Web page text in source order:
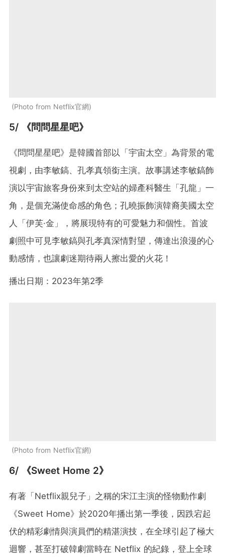
Photo from Netflix官網
5/ 《問問星星吧》
《問問星星吧》是韓國首部以「宇宙太空」為背景的電
視劇，由李敏鎬、孔孝真領銜主演。故事講述李敏鎬飾
演以宇宙旅客身份來到太空站的婦產科醫生「孔龍」一
角，是個充滿使命感的角色；孔曉振飾演韓裔美國太空
人「伊芙·金」，將展現特有的可愛魅力和個性。首波
劇照中可見李敏鎬與孔孝真深情對望，傳達出浪漫的心
動感情，也讓劇迷期待兩人擦出愛的火花！
播出日期：2023年第2季
Photo from Netflix官網
6/ 《Sweet Home 2》
有著「Netflix親兒子」之稱的宋江主演的怪物動作劇
《Sweet Home》於2020年播出第一季後，因跌宕起
伏的精彩劇情與演員們的精湛演技，在全球引起了極大
迴響，甚至打破韓劇當時在 Netflix 的紀錄，登上全球